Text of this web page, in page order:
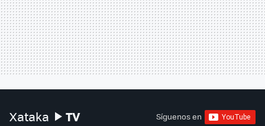
Xataka TV Síguenos en